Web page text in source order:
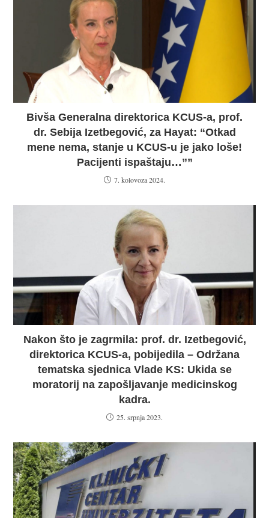
Bivša Generalna direktorica KCUS-a, prof.
dr. Sebija Izetbegović, za Hayat: “Otkad
mene nema, stanje u KCUS-u je jako loše!
Pacijenti ispaštaju…””
7. kolovoza 2024.
Nakon što je zagrmila: prof. dr. Izetbegović,
direktorica KCUS-a, pobijedila – Održana
tematska sjednica Vlade KS: Ukida se
moratorij na zapošljavanje medicinskog
kadra.
25. srpnja 2023.